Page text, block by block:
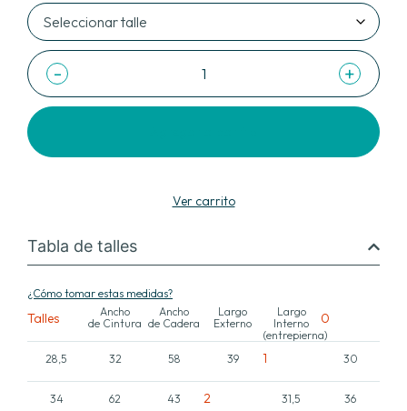
- +
Ver carrito
Tabla de talles
¿Cómo tomar estas medidas?
Talles
Ancho
de Cintura
Ancho
de Cadera
Largo
Externo
Largo
Interno
(entrepierna)
0
28,5 32 58 39 1 30
34 62 43 2 31,5 36